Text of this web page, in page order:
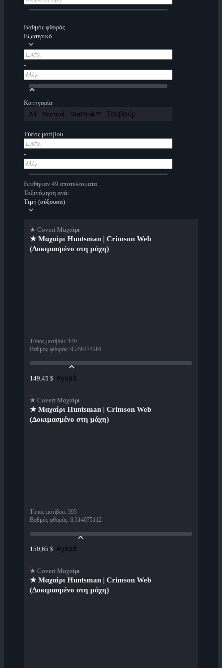
Βαθμός φθοράς
Εξωτερικό
-
Κατηγορία
All Normal StatTrak™ Σουβενίρ
Τύπος μοτίβου
-
Βρέθηκαν 49 αποτελέσματα
Ταξινόμηση ανά:
Τιμή (αύξουσα)
★ Covert Μαχαίρι
★ Μαχαίρι Huntsman | Crimson Web
(Δοκιμασμένο στη μάχη)
Τύπος μοτίβου: 149
Βαθμός φθοράς: 0,258474261
149,45 $ Αγορά
★ Covert Μαχαίρι
★ Μαχαίρι Huntsman | Crimson Web
(Δοκιμασμένο στη μάχη)
Τύπος μοτίβου: 393
Βαθμός φθοράς: 0,314075112
150,65 $ Αγορά
★ Covert Μαχαίρι
★ Μαχαίρι Huntsman | Crimson Web
(Δοκιμασμένο στη μάχη)